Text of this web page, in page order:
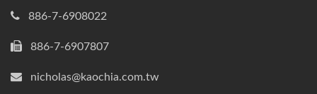
886-7-6908022
886-7-6907807
nicholas@kaochia.com.tw